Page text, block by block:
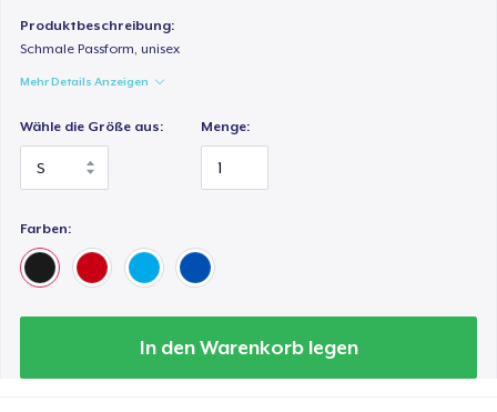
Produktbeschreibung:
Schmale Passform, unisex
Mehr Details Anzeigen
Wähle die Größe aus: Menge:
Farben:
In den Warenkorb legen